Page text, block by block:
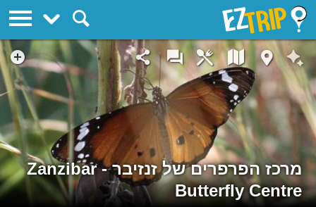
מרכז הפרפרים של זנזיבר - Zanzibar
Butterfly Centre
EZTrip